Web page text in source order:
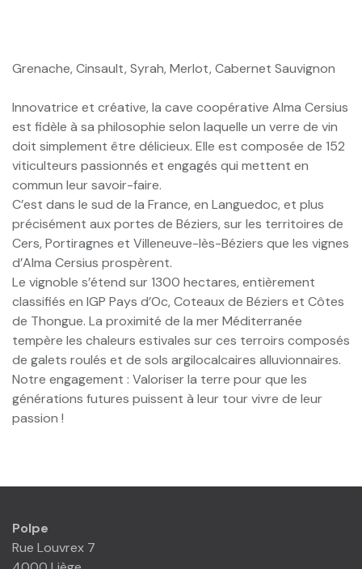
Grenache, Cinsault, Syrah, Merlot, Cabernet Sauvignon
Innovatrice et créative, la cave coopérative Alma Cersius
est fidèle à sa philosophie selon laquelle un verre de vin
doit simplement être délicieux. Elle est composée de 152
viticulteurs passionnés et engagés qui mettent en
commun leur savoir-faire.
C’est dans le sud de la France, en Languedoc, et plus
précisément aux portes de Béziers, sur les territoires de
Cers, Portiragnes et Villeneuve-lès-Béziers que les vignes
d’Alma Cersius prospèrent.
Le vignoble s’étend sur 1300 hectares, entièrement
classifiés en IGP Pays d’Oc, Coteaux de Béziers et Côtes
de Thongue. La proximité de la mer Méditerranée
tempère les chaleurs estivales sur ces terroirs composés
de galets roulés et de sols argilocalcaires alluvionnaires.
Notre engagement : Valoriser la terre pour que les
générations futures puissent à leur tour vivre de leur
passion !
Polpe
Rue Louvrex 7